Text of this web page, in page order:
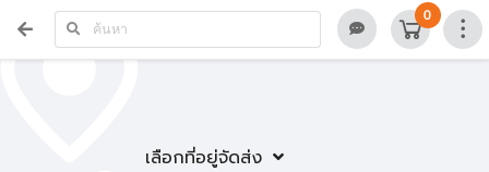
เลือกที่อยู่จัดส่ง
0